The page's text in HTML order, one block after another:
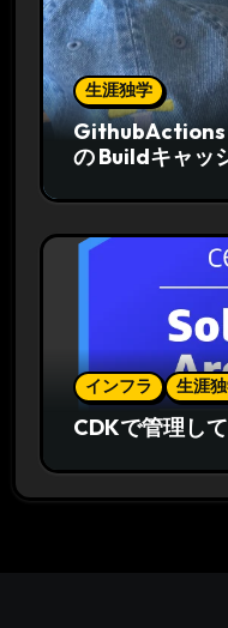
生涯独学
GithubActions
の Buildキャッ
インフラ 生涯
CDKで管理し